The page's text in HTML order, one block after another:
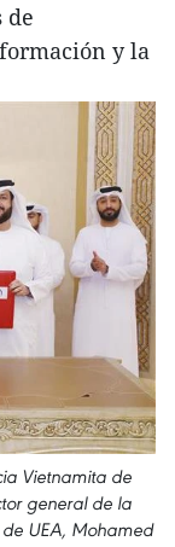
de
y la
Vietnamita de
general de la
UEA, Mohamed